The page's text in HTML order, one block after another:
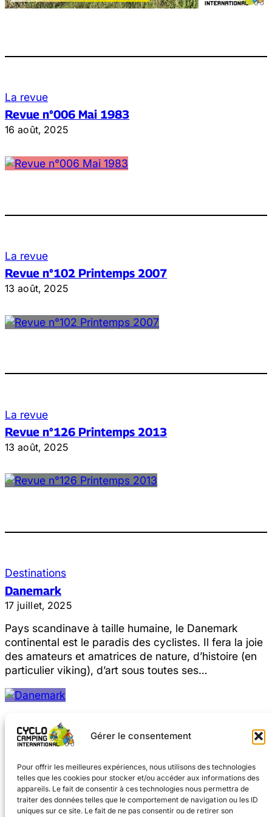
Gérer le consentement
Pour offrir les meilleures expériences, nous utilisons des technologies
telles que les cookies pour stocker et/ou accéder aux informations des
appareils. Le fait de consentir à ces technologies nous permettra de
traiter des données telles que le comportement de navigation ou les ID
uniques sur ce site. Le fait de ne pas consentir ou de retirer son
La revue
Revue n°006 Mai 1983
16 août, 2025
La revue
Revue n°102 Printemps 2007
13 août, 2025
La revue
Revue n°126 Printemps 2013
13 août, 2025
Destinations
Danemark
17 juillet, 2025
Pays scandinave à taille humaine, le Danemark
continental est le paradis des cyclistes. Il fera la joie
des amateurs et amatrices de nature, d’histoire (en
particulier viking), d’art sous toutes ses…